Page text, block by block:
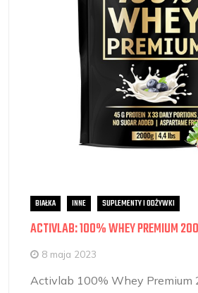
BIAŁKA INNE SUPLEMENTY I ODŻYWKI
ACTIVLAB: 100% WHEY PREMIUM
8 maja 2023
Activlab 100% Whey Premium